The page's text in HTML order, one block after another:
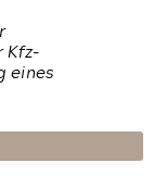
Kfz-
eines